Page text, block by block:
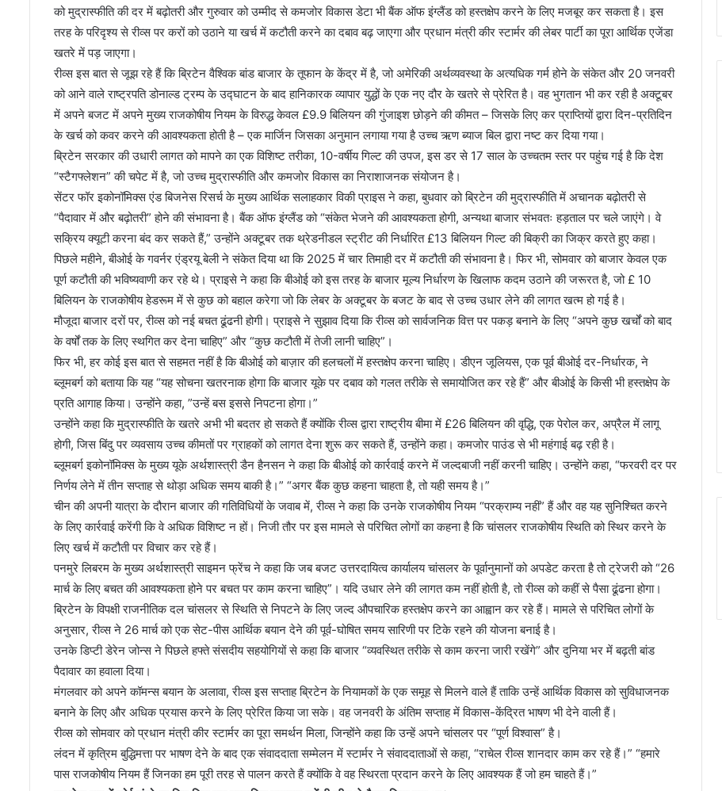
को मुद्रास्फीति की दर में बढ़ोतरी और गुरुवार को उम्मीद से कमजोर विकास डेटा भी बैंक ऑफ इंग्लैंड को हस्तक्षेप करने के लिए मजबूर कर सकता है। इस
तरह के परिदृश्य से रीव्स पर करों को उठाने या खर्च में कटौती करने का दबाव बढ़ जाएगा और प्रधान मंत्री कीर स्टार्मर की लेबर पार्टी का पूरा आर्थिक एजेंडा
खतरे में पड़ जाएगा।
रीव्स इस बात से जूझ रहे हैं कि ब्रिटेन वैश्विक बांड बाजार के तूफान के केंद्र में है, जो अमेरिकी अर्थव्यवस्था के अत्यधिक गर्म होने के संकेत और 20 जनवरी
को आने वाले राष्ट्रपति डोनाल्ड ट्रम्प के उद्घाटन के बाद हानिकारक व्यापार युद्धों के एक नए दौर के खतरे से प्रेरित है। वह भुगतान भी कर रही है अक्टूबर
में अपने बजट में अपने मुख्य राजकोषीय नियम के विरुद्ध केवल £9.9 बिलियन की गुंजाइश छोड़ने की कीमत – जिसके लिए कर प्राप्तियों द्वारा दिन-प्रतिदिन
के खर्च को कवर करने की आवश्यकता होती है – एक मार्जिन जिसका अनुमान लगाया गया है उच्च ऋण ब्याज बिल द्वारा नष्ट कर दिया गया।
ब्रिटेन सरकार की उधारी लागत को मापने का एक विशिष्ट तरीका, 10-वर्षीय गिल्ट की उपज, इस डर से 17 साल के उच्चतम स्तर पर पहुंच गई है कि देश
“स्टैगफ्लेशन” की चपेट में है, जो उच्च मुद्रास्फीति और कमजोर विकास का निराशाजनक संयोजन है।
सेंटर फॉर इकोनॉमिक्स एंड बिजनेस रिसर्च के मुख्य आर्थिक सलाहकार विकी प्राइस ने कहा, बुधवार को ब्रिटेन की मुद्रास्फीति में अचानक बढ़ोतरी से
“पैदावार में और बढ़ोतरी” होने की संभावना है। बैंक ऑफ इंग्लैंड को “संकेत भेजने की आवश्यकता होगी, अन्यथा बाजार संभवतः हड़ताल पर चले जाएंगे। वे
सक्रिय क्यूटी करना बंद कर सकते हैं,” उन्होंने अक्टूबर तक थ्रेडनीडल स्ट्रीट की निर्धारित £13 बिलियन गिल्ट की बिक्री का जिक्र करते हुए कहा।
पिछले महीने, बीओई के गवर्नर एंड्रयू बेली ने संकेत दिया था कि 2025 में चार तिमाही दर में कटौती की संभावना है। फिर भी, सोमवार को बाजार केवल एक
पूर्ण कटौती की भविष्यवाणी कर रहे थे। प्राइसे ने कहा कि बीओई को इस तरह के बाजार मूल्य निर्धारण के खिलाफ कदम उठाने की जरूरत है, जो £ 10
बिलियन के राजकोषीय हेडरूम में से कुछ को बहाल करेगा जो कि लेबर के अक्टूबर के बजट के बाद से उच्च उधार लेने की लागत खत्म हो गई है।
मौजूदा बाजार दरों पर, रीव्स को नई बचत ढूंढनी होगी। प्राइसे ने सुझाव दिया कि रीव्स को सार्वजनिक वित्त पर पकड़ बनाने के लिए “अपने कुछ खर्चों को बाद
के वर्षों तक के लिए स्थगित कर देना चाहिए” और “कुछ कटौती में तेजी लानी चाहिए”।
फिर भी, हर कोई इस बात से सहमत नहीं है कि बीओई को बाज़ार की हलचलों में हस्तक्षेप करना चाहिए। डीएन जूलियस, एक पूर्व बीओई दर-निर्धारक, ने
ब्लूमबर्ग को बताया कि यह “यह सोचना खतरनाक होगा कि बाजार यूके पर दबाव को गलत तरीके से समायोजित कर रहे हैं” और बीओई के किसी भी हस्तक्षेप के
प्रति आगाह किया। उन्होंने कहा, ”उन्हें बस इससे निपटना होगा।”
उन्होंने कहा कि मुद्रास्फीति के खतरे अभी भी बदतर हो सकते हैं क्योंकि रीव्स द्वारा राष्ट्रीय बीमा में £26 बिलियन की वृद्धि, एक पेरोल कर, अप्रैल में लागू
होगी, जिस बिंदु पर व्यवसाय उच्च कीमतों पर ग्राहकों को लागत देना शुरू कर सकते हैं, उन्होंने कहा। कमजोर पाउंड से भी महंगाई बढ़ रही है।
ब्लूमबर्ग इकोनॉमिक्स के मुख्य यूके अर्थशास्त्री डैन हैनसन ने कहा कि बीओई को कार्रवाई करने में जल्दबाजी नहीं करनी चाहिए। उन्होंने कहा, “फरवरी दर पर
निर्णय लेने में तीन सप्ताह से थोड़ा अधिक समय बाकी है।” “अगर बैंक कुछ कहना चाहता है, तो यही समय है।”
चीन की अपनी यात्रा के दौरान बाजार की गतिविधियों के जवाब में, रीव्स ने कहा कि उनके राजकोषीय नियम “परक्राम्य नहीं” हैं और वह यह सुनिश्चित करने
के लिए कार्रवाई करेंगी कि वे अधिक विशिष्ट न हों। निजी तौर पर इस मामले से परिचित लोगों का कहना है कि चांसलर राजकोषीय स्थिति को स्थिर करने के
लिए खर्च में कटौती पर विचार कर रहे हैं।
पनमुरे लिबरम के मुख्य अर्थशास्त्री साइमन फ्रेंच ने कहा कि जब बजट उत्तरदायित्व कार्यालय चांसलर के पूर्वानुमानों को अपडेट करता है तो ट्रेजरी को “26
मार्च के लिए बचत की आवश्यकता होने पर बचत पर काम करना चाहिए”। यदि उधार लेने की लागत कम नहीं होती है, तो रीव्स को कहीं से पैसा ढूंढना होगा।
ब्रिटेन के विपक्षी राजनीतिक दल चांसलर से स्थिति से निपटने के लिए जल्द औपचारिक हस्तक्षेप करने का आह्वान कर रहे हैं। मामले से परिचित लोगों के
अनुसार, रीव्स ने 26 मार्च को एक सेट-पीस आर्थिक बयान देने की पूर्व-घोषित समय सारिणी पर टिके रहने की योजना बनाई है।
उनके डिप्टी डेरेन जोन्स ने पिछले हफ्ते संसदीय सहयोगियों से कहा कि बाजार “व्यवस्थित तरीके से काम करना जारी रखेंगे” और दुनिया भर में बढ़ती बांड
पैदावार का हवाला दिया।
मंगलवार को अपने कॉमन्स बयान के अलावा, रीव्स इस सप्ताह ब्रिटेन के नियामकों के एक समूह से मिलने वाले हैं ताकि उन्हें आर्थिक विकास को सुविधाजनक
बनाने के लिए और अधिक प्रयास करने के लिए प्रेरित किया जा सके। वह जनवरी के अंतिम सप्ताह में विकास-केंद्रित भाषण भी देने वाली हैं।
रीव्स को सोमवार को प्रधान मंत्री कीर स्टार्मर का पूरा समर्थन मिला, जिन्होंने कहा कि उन्हें अपने चांसलर पर “पूर्ण विश्वास” है।
लंदन में कृत्रिम बुद्धिमत्ता पर भाषण देने के बाद एक संवाददाता सम्मेलन में स्टार्मर ने संवाददाताओं से कहा, “राचेल रीव्स शानदार काम कर रहे हैं।” “हमारे
पास राजकोषीय नियम हैं जिनका हम पूरी तरह से पालन करते हैं क्योंकि वे वह स्थिरता प्रदान करने के लिए आवश्यक हैं जो हम चाहते हैं।”